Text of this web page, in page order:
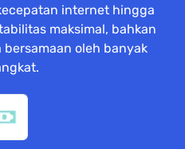
internet hingga
maksimal, bahkan
oleh banyak